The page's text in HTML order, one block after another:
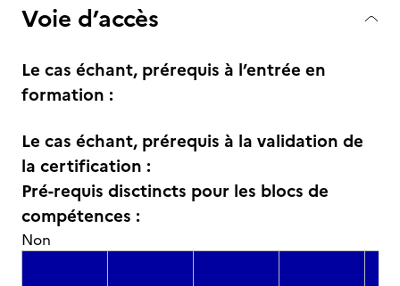
Voie d’accès
Le cas échant, prérequis à l’entrée en
formation :
Le cas échant, prérequis à la validation de
la certification :
Pré-requis disctincts pour les blocs de
compétences :
Non